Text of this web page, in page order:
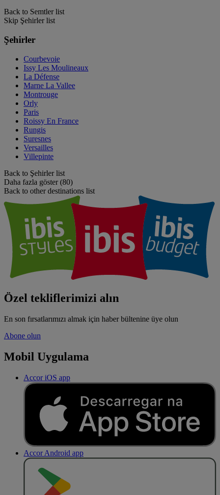
Back to Semtler list
Skip Şehirler list
Şehirler
Courbevoie
Issy Les Moulineaux
La Défense
Marne La Vallee
Montrouge
Orly
Paris
Roissy En France
Rungis
Suresnes
Versailles
Villepinte
Back to Şehirler list
Daha fazla göster (80)
Back to other destinations list
Özel tekliflerimizi alın
En son fırsatlarımızı almak için haber bültenine üye olun
Abone olun
Mobil Uygulama
Accor iOS app
Accor Android app